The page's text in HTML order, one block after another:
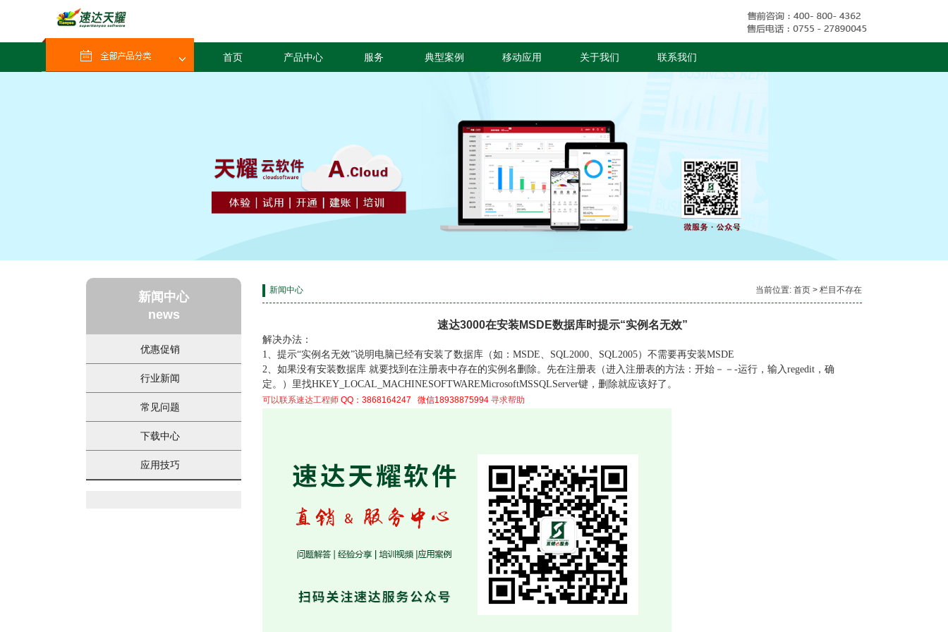
首页 产品中心 服务 典型案例 移动应用 关于我们 联系我们
新闻中心
news
优惠促销
行业新闻
常见问题
下载中心
应用技巧
新闻中心 当前位置: 首页 > 栏目不存在
速达3000在安装MSDE数据库时提示“实例名无效”
解决办法：
1、提示“实例名无效”说明电脑已经有安装了数据库（如：MSDE、SQL2000、SQL2005）不需要再安装MSDE
2、如果没有安装数据库 就要找到在注册表中存在的实例名删除。先在注册表（进入注册表的方法：开始－－-运行，输入regedit，确
定。）里找HKEY_LOCAL_MACHINESOFTWAREMicrosoftMSSQLServer键，删除就应该好了。
可以联系速达工程师 QQ：3868164247 微信18938875994 寻求帮助